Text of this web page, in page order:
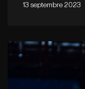
13 septembre 2023